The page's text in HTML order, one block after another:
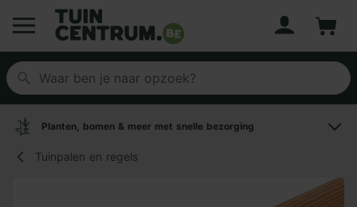
Logo Tuincentrum.be
Planten, bomen & meer met snelle bezorging
Tuinpalen en regels